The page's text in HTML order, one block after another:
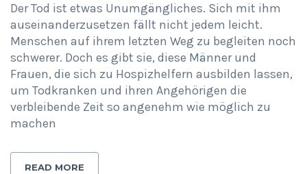
Der Tod ist etwas Unumgängliches. Sich mit ihm
auseinanderzusetzen fällt nicht jedem leicht.
Menschen auf ihrem letzten Weg zu begleiten noch
schwerer. Doch es gibt sie, diese Männer und
Frauen, die sich zu Hospizhelfern ausbilden lassen,
um Todkranken und ihren Angehörigen die
verbleibende Zeit so angenehm wie möglich zu
machen
READ MORE